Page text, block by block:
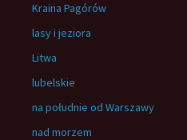
Kraina Pagórów
lasy i jeziora
Litwa
lubelskie
na południe od Warszawy
nad morzem